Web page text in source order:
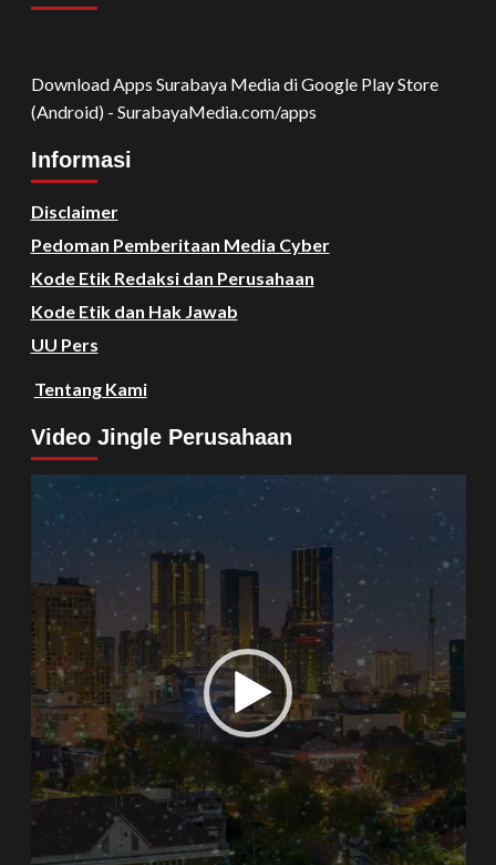
Download Apps Surabaya Media di Google Play Store
(Android) - SurabayaMedia.com/apps
Informasi
Disclaimer
Pedoman Pemberitaan Media Cyber
Kode Etik Redaksi dan Perusahaan
Kode Etik dan Hak Jawab
UU Pers
Tentang Kami
Video Jingle Perusahaan
Video
Player